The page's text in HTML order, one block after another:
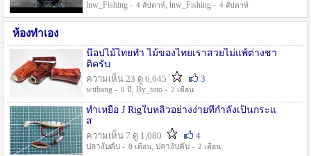
lnw_Fishing - 4 สัปดาห์, lnw_Fishing - 4 สัปดาห์
ห้องทำเอง
น๊อปไม้ไทยทำ ไม้ของไทยเราสวยไม่แพ้ต่างชา
ติครับ
ความเห็น 23 ดู 6,645
3
witbang - 8 ปี , By_toto - 2 เดือน
ทำเหยื่อ J Rigใบหลิวอย่างง่ายที่กำลังเป็นกระแ
ส
ความเห็น 7 ดู 1,080
4
ปลางับคับ - 8 เดือน, ปลางับคับ - 2 เดือน